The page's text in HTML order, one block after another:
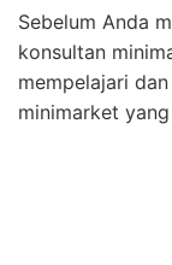
Sebelum Anda
konsultan
mempelajari
minimarket